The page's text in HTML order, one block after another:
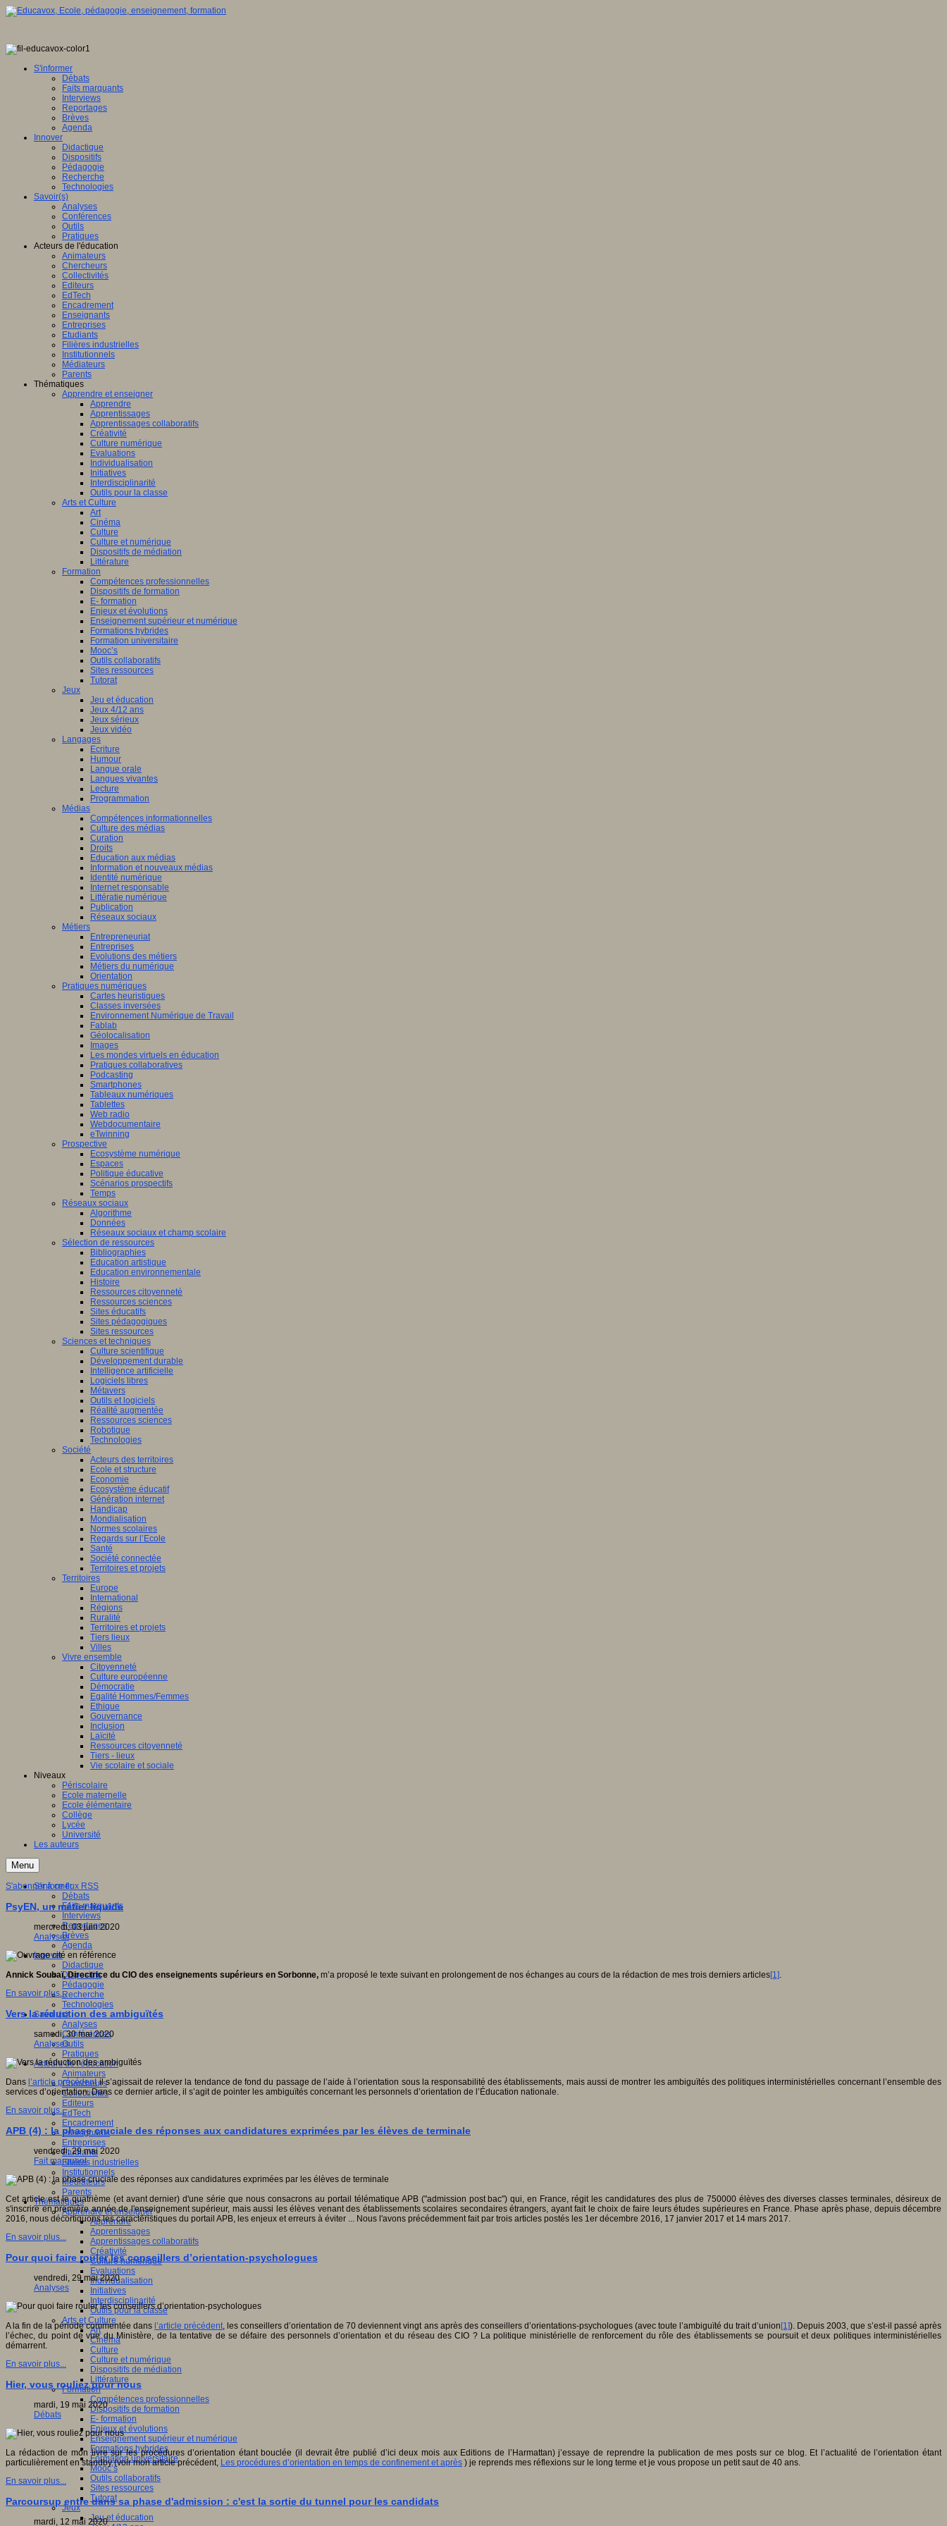
S'informer
Débats
Faits marquants
Interviews
Reportages
Brèves
Agenda
Innover
Didactique
Dispositifs
Pédagogie
Recherche
Technologies
Savoir(s)
Analyses
Conférences
Outils
Pratiques
Acteurs de l'éducation
Animateurs
Chercheurs
Collectivités
Editeurs
EdTech
Encadrement
Enseignants
Entreprises
Etudiants
Filières industrielles
Institutionnels
Médiateurs
Parents
Thématiques
Apprendre et enseigner
Apprendre
Apprentissages
Apprentissages collaboratifs
Créativité
Culture numérique
Evaluations
Individualisation
Initiatives
Interdisciplinarité
Outils pour la classe
Arts et Culture
Art
Cinéma
Culture
Culture et numérique
Dispositifs de médiation
Littérature
Formation
Compétences professionnelles
Dispositifs de formation
E- formation
Enjeux et évolutions
Enseignement supérieur et numérique
Formations hybrides
Formation universitaire
Mooc’s
Outils collaboratifs
Sites ressources
Tutorat
Jeux
Jeu et éducation
Jeux 4/12 ans
Jeux sérieux
Jeux vidéo
Langages
Ecriture
Humour
Langue orale
Langues vivantes
Lecture
Programmation
Médias
Compétences informationnelles
Culture des médias
Curation
Droits
Education aux médias
Information et nouveaux médias
Identité numérique
Internet responsable
Littératie numérique
Publication
Réseaux sociaux
Métiers
Entrepreneuriat
Entreprises
Evolutions des métiers
Métiers du numérique
Orientation
Pratiques numériques
Cartes heuristiques
Classes inversées
Environnement Numérique de Travail
Fablab
Géolocalisation
Images
Les mondes virtuels en éducation
Pratiques collaboratives
Podcasting
Smartphones
Tableaux numériques
Tablettes
Web radio
Webdocumentaire
eTwinning
Prospective
Ecosystème numérique
Espaces
Politique éducative
Scénarios prospectifs
Temps
Réseaux sociaux
Algorithme
Données
Réseaux sociaux et champ scolaire
Sélection de ressources
Bibliographies
Education artistique
Education environnementale
Histoire
Ressources citoyenneté
Ressources sciences
Sites éducatifs
Sites pédagogiques
Sites ressources
Sciences et techniques
Culture scientifique
Développement durable
Intelligence artificielle
Logiciels libres
Métavers
Outils et logiciels
Réalité augmentée
Ressources sciences
Robotique
Technologies
Société
Acteurs des territoires
Ecole et structure
Economie
Ecosystème éducatif
Génération internet
Handicap
Mondialisation
Normes scolaires
Regards sur l’Ecole
Santé
Société connectée
Territoires et projets
Territoires
Europe
International
Régions
Ruralité
Territoires et projets
Tiers lieux
Villes
Vivre ensemble
Citoyenneté
Culture européenne
Démocratie
Egalité Hommes/Femmes
Ethique
Gouvernance
Inclusion
Laïcité
Ressources citoyenneté
Tiers - lieux
Vie scolaire et sociale
Niveaux
Périscolaire
Ecole maternelle
Ecole élémentaire
Collège
Lycée
Université
Les auteurs
Menu
S'informer
Débats
Faits marquants
Interviews
Reportages
Brèves
Agenda
Innover
Didactique
Dispositifs
Pédagogie
Recherche
Technologies
Savoir(s)
Analyses
Conférences
Outils
Pratiques
Acteurs de l'éducation
Animateurs
Chercheurs
Collectivités
Editeurs
EdTech
Encadrement
Enseignants
Entreprises
Etudiants
Filières industrielles
Institutionnels
Médiateurs
Parents
Thématiques
Apprendre et enseigner
Apprendre
Apprentissages
Apprentissages collaboratifs
Créativité
Culture numérique
Evaluations
Individualisation
Initiatives
Interdisciplinarité
Outils pour la classe
Arts et Culture
Art
Cinéma
Culture
Culture et numérique
Dispositifs de médiation
Littérature
Formation
Compétences professionnelles
Dispositifs de formation
E- formation
Enjeux et évolutions
Enseignement supérieur et numérique
Formations hybrides
Formation universitaire
Mooc’s
Outils collaboratifs
Sites ressources
Tutorat
Jeux
Jeu et éducation
S'abonner à ce flux RSS
PsyEN, un métier liquide
mercredi, 03 juin 2020
Analyses
Annick Soubaï, Directrice du CIO des enseignements supérieurs en Sorbonne, m’a proposé le texte suivant en prolongement de nos échanges au cours de la rédaction de mes trois derniers articles[1].
En savoir plus...
Vers la réduction des ambiguïtés
samedi, 30 mai 2020
Analyses
Dans l’article précédentil s’agissait de relever la tendance de fond du passage de l’aide à l’orientation sous la responsabilité des établissements, mais aussi de montrer les ambiguïtés des politiques interministérielles concernant l’ensemble des
services d’orientation. Dans ce dernier article, il s’agit de pointer les ambiguïtés concernant les personnels d’orientation de l’Éducation nationale.
En savoir plus...
APB (4) : la phase cruciale des réponses aux candidatures exprimées par les élèves de terminale
vendredi, 29 mai 2020
Fait marquant
Cet article est le quatrième (et avant dernier) d'une série que nous consacrons au portail télématique APB ("admission post bac") qui, en France, régit les candidatures des plus de 750000 élèves des diverses classes terminales, désireux de
s'inscrire en première année de l'enseignement supérieur, mais aussi les élèves venant des établissements scolaires secondaires étrangers, ayant fait le choix de faire leurs études supérieures en France. Phase après phase, depuis décembre
2016, nous décortiquons les caractéristiques du portail APB, les enjeux et erreurs à éviter ... Nous l'avons précédemment fait par trois articles postés les 1er décembre 2016, 17 janvier 2017 et 14 mars 2017.
En savoir plus...
Pour quoi faire rouler les conseillers d’orientation-psychologues
vendredi, 29 mai 2020
Analyses
A la fin de la période commentée dans l’article précédent, les conseillers d’orientation de 70 deviennent vingt ans après des conseillers d’orientations-psychologues (avec toute l’ambiguïté du trait d’union [1]). Depuis 2003, que s’est-il passé après
l’échec, du point de vue du Ministère, de la tentative de se défaire des personnels d’orientation et du réseau des CIO ? La politique ministérielle de renforcement du rôle des établissements se poursuit et deux politiques interministérielles
démarrent.
En savoir plus...
Hier, vous rouliez pour nous
mardi, 19 mai 2020
Débats
La rédaction de mon livre sur les procédures d’orientation étant bouclée (il devrait être publié d’ici deux mois aux Editions de l’Harmattan) j’essaye de reprendre la publication de mes posts sur ce blog. Et l’actualité de l’orientation étant
particulièrement en standby (voir mon article précédent, Les procédures d’orientation en temps de confinement et après ) je reprends mes réflexions sur le long terme et je vous propose un petit saut de 40 ans.
En savoir plus...
Parcoursup entre dans sa phase d'admission : c'est la sortie du tunnel pour les candidats
mardi, 12 mai 2020